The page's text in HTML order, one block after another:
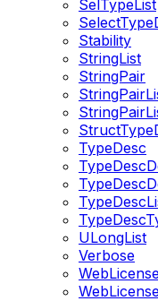
SelTypeList
Stability
StringList
StringPair
TypeDesc
ULongList
Verbose